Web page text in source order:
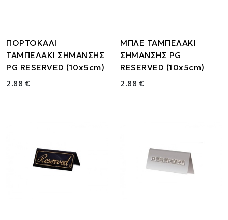
ΠΟΡΤΟΚΑΛΙ
ΤΑΜΠΕΛΑΚΙ ΣΗΜΑΝΣΗΣ
PG RESERVED (10x5cm)
2.88 €
ΜΠΛΕ ΤΑΜΠΕΛΑΚΙ
ΣΗΜΑΝΣΗΣ PG
RESERVED (10x5cm)
2.88 €